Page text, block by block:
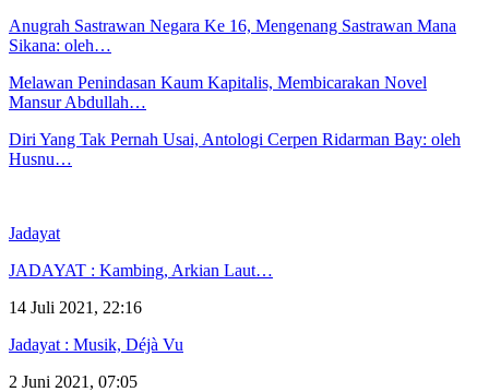
Anugrah Sastrawan Negara Ke 16, Mengenang Sastrawan Mana
Sikana: oleh…
Melawan Penindasan Kaum Kapitalis, Membicarakan Novel
Mansur Abdullah…
Diri Yang Tak Pernah Usai, Antologi Cerpen Ridarman Bay: oleh
Husnu…
Jadayat
JADAYAT : Kambing, Arkian Laut…
14 Juli 2021, 22:16
Jadayat : Musik, Déjà Vu
2 Juni 2021, 07:05